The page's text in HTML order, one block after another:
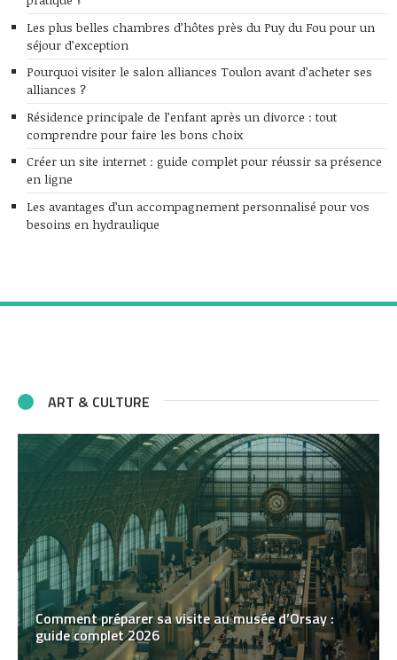
Les plus belles chambres d’hôtes près du Puy du Fou pour un
séjour d’exception
Pourquoi visiter le salon alliances Toulon avant d’acheter ses
alliances ?
Résidence principale de l’enfant après un divorce : tout
comprendre pour faire les bons choix
Créer un site internet : guide complet pour réussir sa présence
en ligne
Les avantages d’un accompagnement personnalisé pour vos
besoins en hydraulique
ART & CULTURE
Comment préparer sa visite au musée d’Orsay :
guide complet 2026